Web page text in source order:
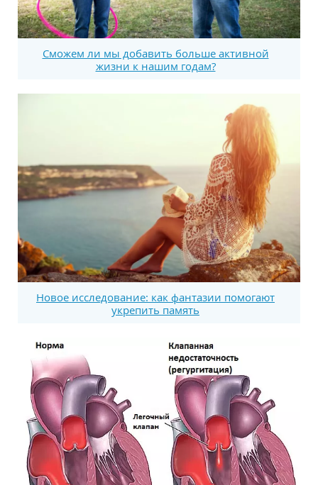
Сможем ли мы добавить больше активной
жизни к нашим годам?
Новое исследование: как фантазии помогают
укрепить память